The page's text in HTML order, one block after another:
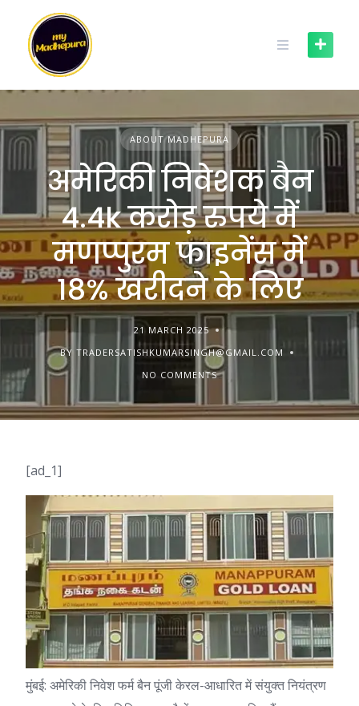
content
ABOUT MADHEPURA
अमेरिकी निवेशक बैन
4.4k करोड़ रुपये में
मणप्पुरम फाइनेंस में
18% खरीदने के लिए
21 MARCH 2025
BY TRADERSATISHKUMARSINGH@GMAIL.COM
NO COMMENTS
[ad_1]
मुंबई: अमेरिकी निवेश फर्मबैन पूंजीकेरल-आधारित में संयुक्त नियंत्रण